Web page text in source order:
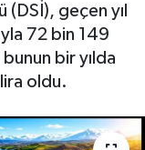
geçen yıl
72 bin 149
bir yılda
lira oldu.